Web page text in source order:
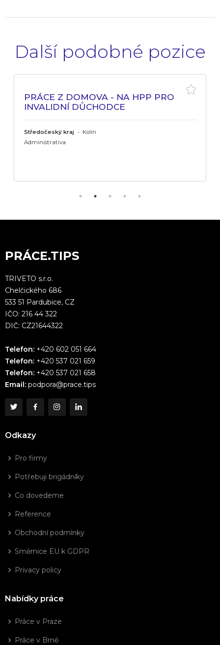
Další podobné pozice
PRÁCE Z DOMOVA - NA HPP PRO
INVALIDNÍ DŮCHODCE
Středočeský kraj • Kolín
Administrativa
PRÁCE.TIPS
TRIVETO s.r.o.
Chelčického 686
533 51 Pardubice, CZ
IČO: 216 44 322
DIČ: CZ21644322
Telefon: +420 602 051 664
Telefon: +420 537 021 659
Telefon: +420 537 021 658
Email: podpora@prace.tips
Odkazy
Pro firmy
Potřebuji brigádníky
Co dovedeme
Reference
Obchodní podmínky
Směrnice EU k GDPR
Privacy policy
Nabídky práce
Práce v Praze
Práce v Brně